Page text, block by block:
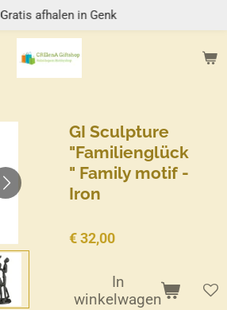
Gratis afhalen in Genk
GI Sculpture
"Familienglück
" Family motif -
Iron
€ 32,00
In
winkelwagen